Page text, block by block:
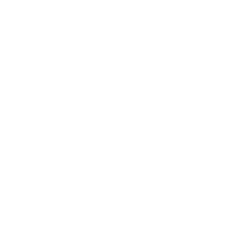
de metro setenta, piel blanca, hermosa